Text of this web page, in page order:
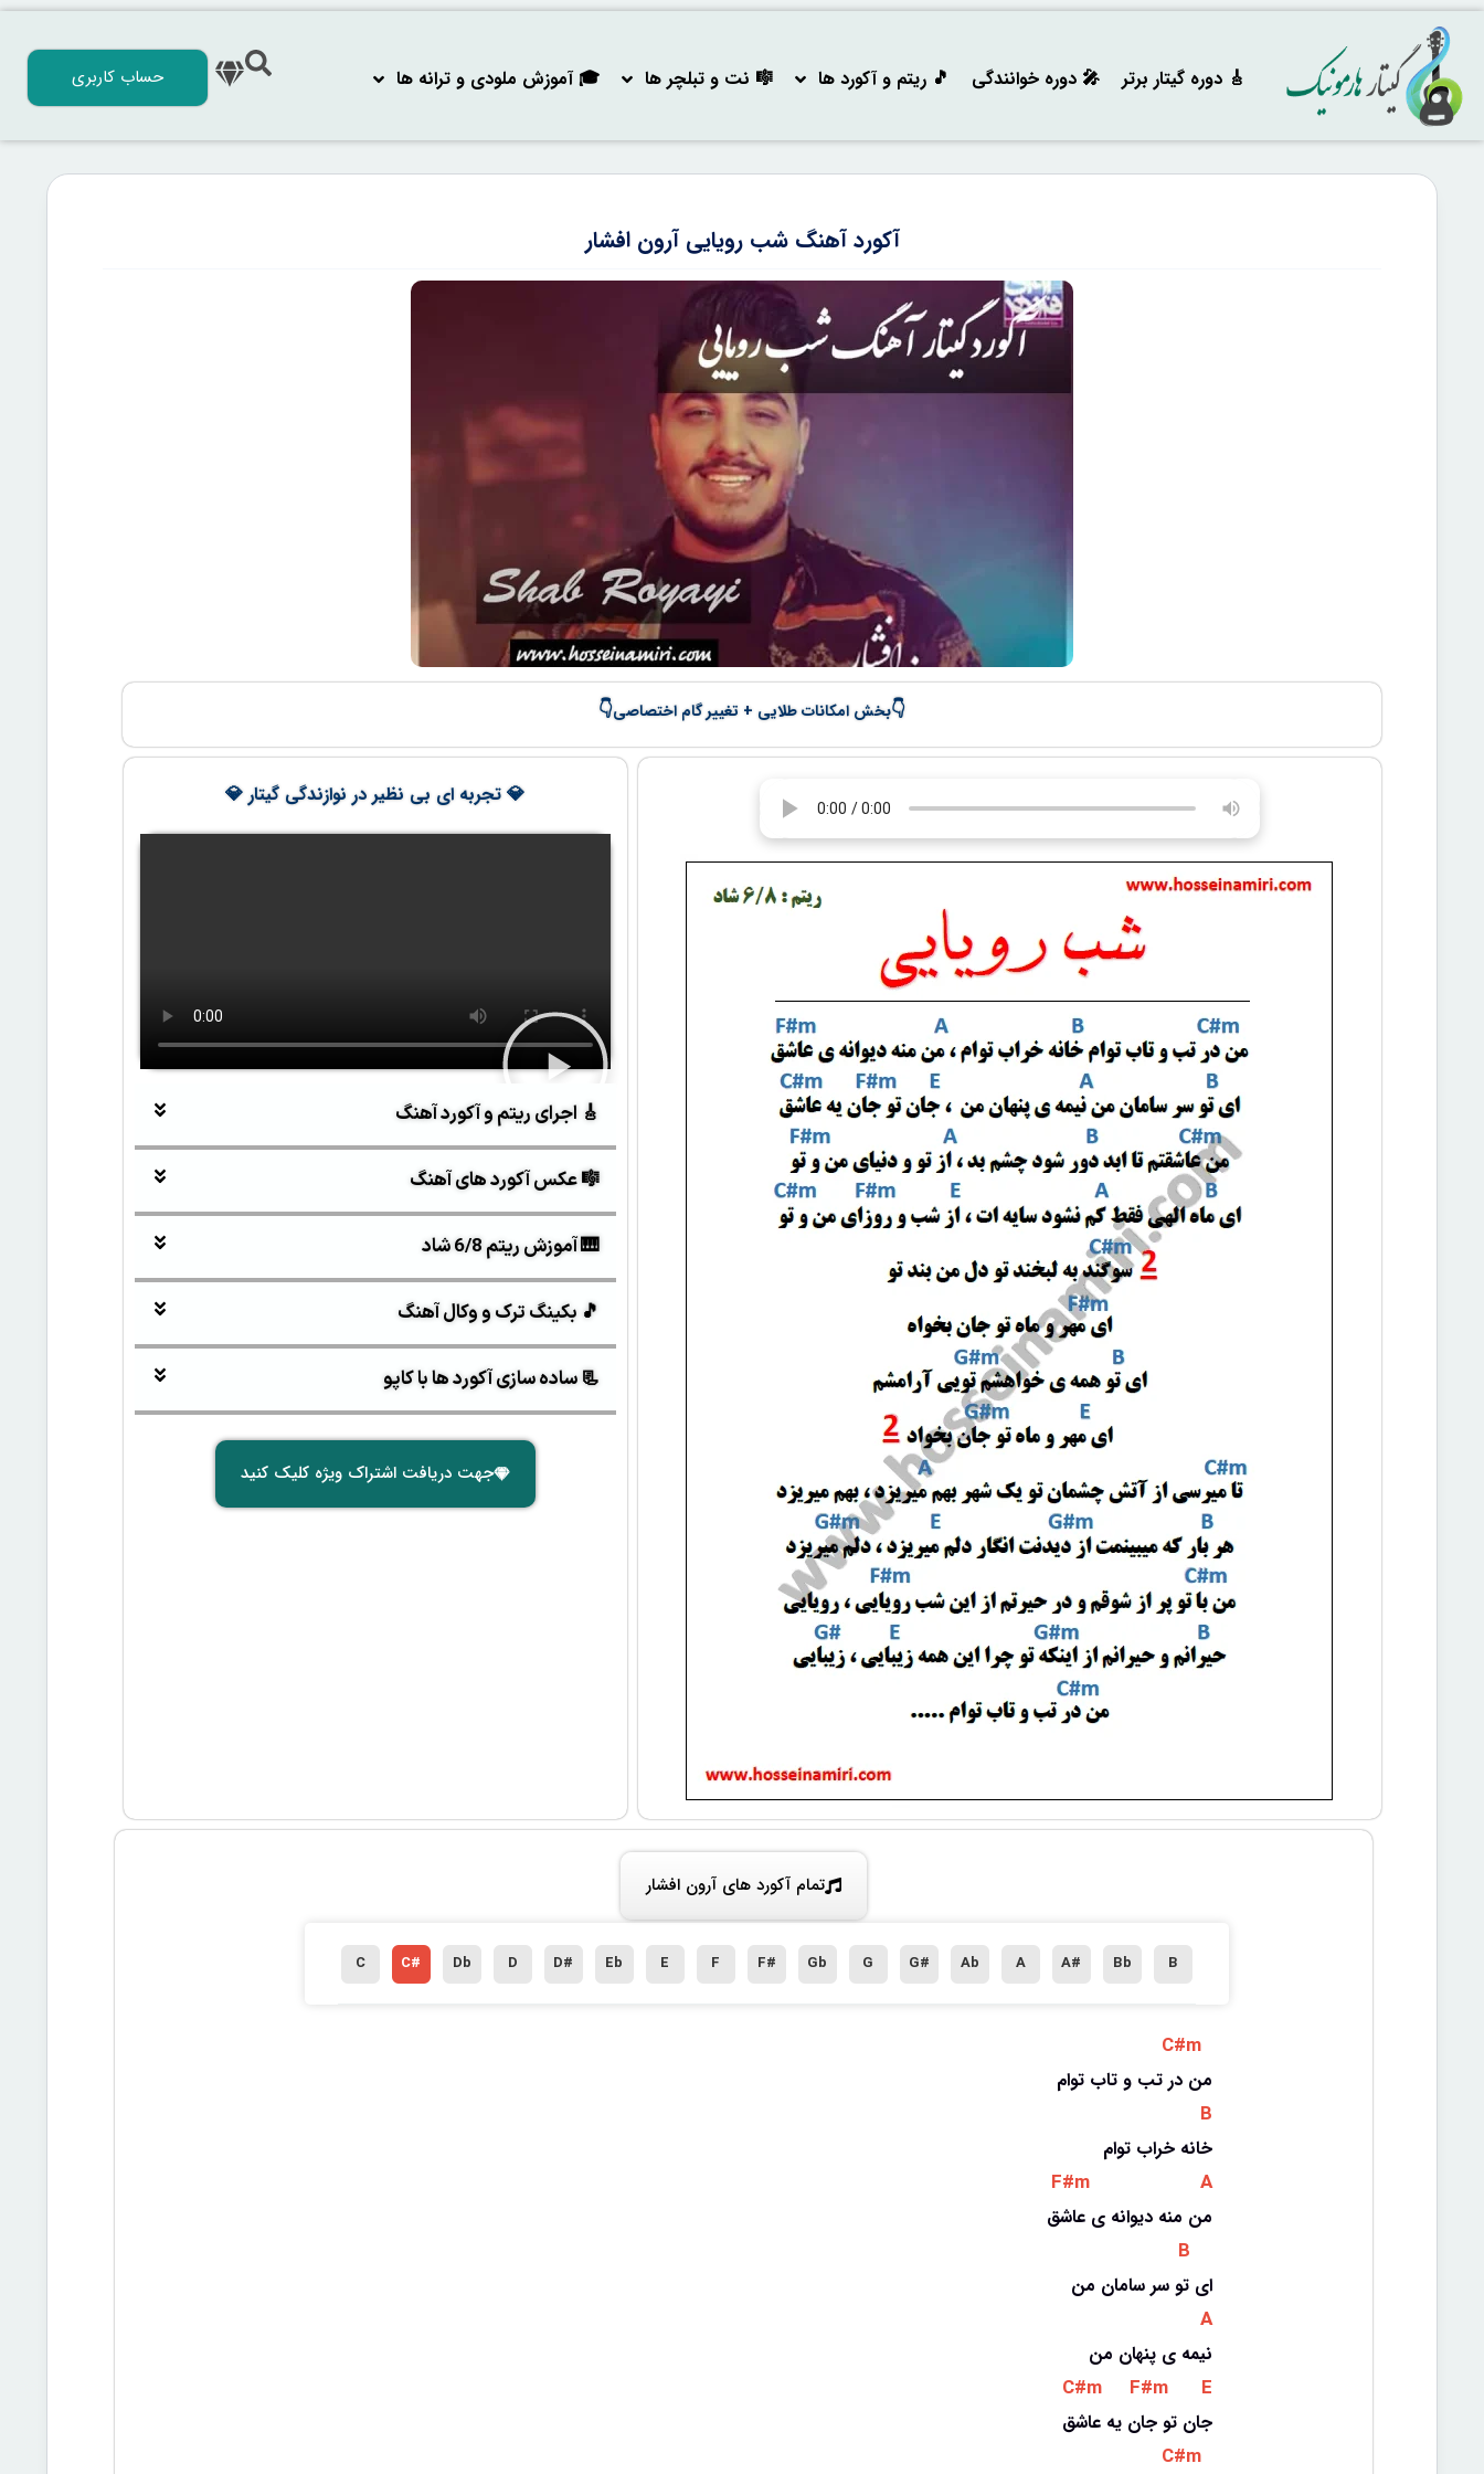
🎸 دوره‌ گیتار برتر 🎤 دوره خوانندگی 🎵 ریتم و آکورد ها 🎼 نت و تبلچر ها 🎓 آموزش ملودی و ترانه‌ ها حساب کاربری
آکورد آهنگ شب رویایی آرون افشار
👇بخش امکانات طلایی + تغییر گام اختصاصی👇
💎 تجربه ای بی نظیر در نوازندگی گیتار 💎
🎸 اجرای ریتم و آکورد آهنگ
🎼 عکس آکورد های آهنگ
🎹 آموزش ریتم 6/8 شاد
🎵 بکینگ ترک و وکال آهنگ
📃 ساده سازی آکورد ها با کاپو
جهت دریافت اشتراک ویژه کلیک کنید
تمام آکورد های آرون افشار
B
Bb
A#
A
Ab
G#
G
Gb
F#
F
E
Eb
D#
D
Db
C#
C
C#m
من در تب و تاب توام
B
خانه خراب توام
F#m A
من منه دیوانه ی عاشق
B
ای تو سر سامان من
A
نیمه ی پنهان من
C#m F#m E
جان تو جان یه عاشق
C#m